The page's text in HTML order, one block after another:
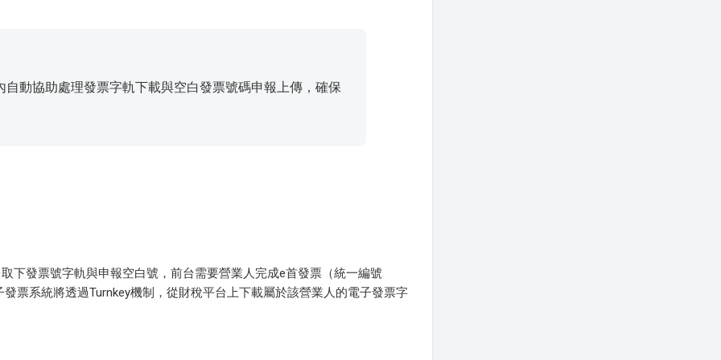
動協助處理發票字軌下載與空白發票號碼申報上傳，確保
下發票號字軌與申報空白號，前台需要營業人完成e首發票（統一編號
票系統將透過Turnkey機制，從財稅平台上下載屬於該營業人的電子發票字